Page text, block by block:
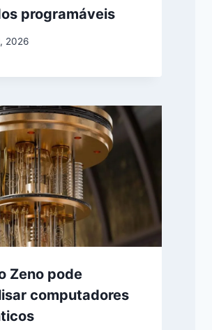
programáveis
2026
Zeno pode
computadores